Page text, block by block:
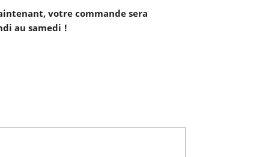
votre commande sera
au samedi !